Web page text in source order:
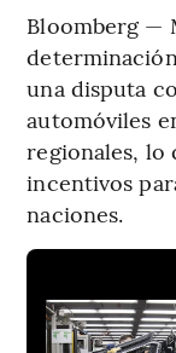
Bloomberg —
una disputa
automóviles
regionales, lo
incentivos
naciones.